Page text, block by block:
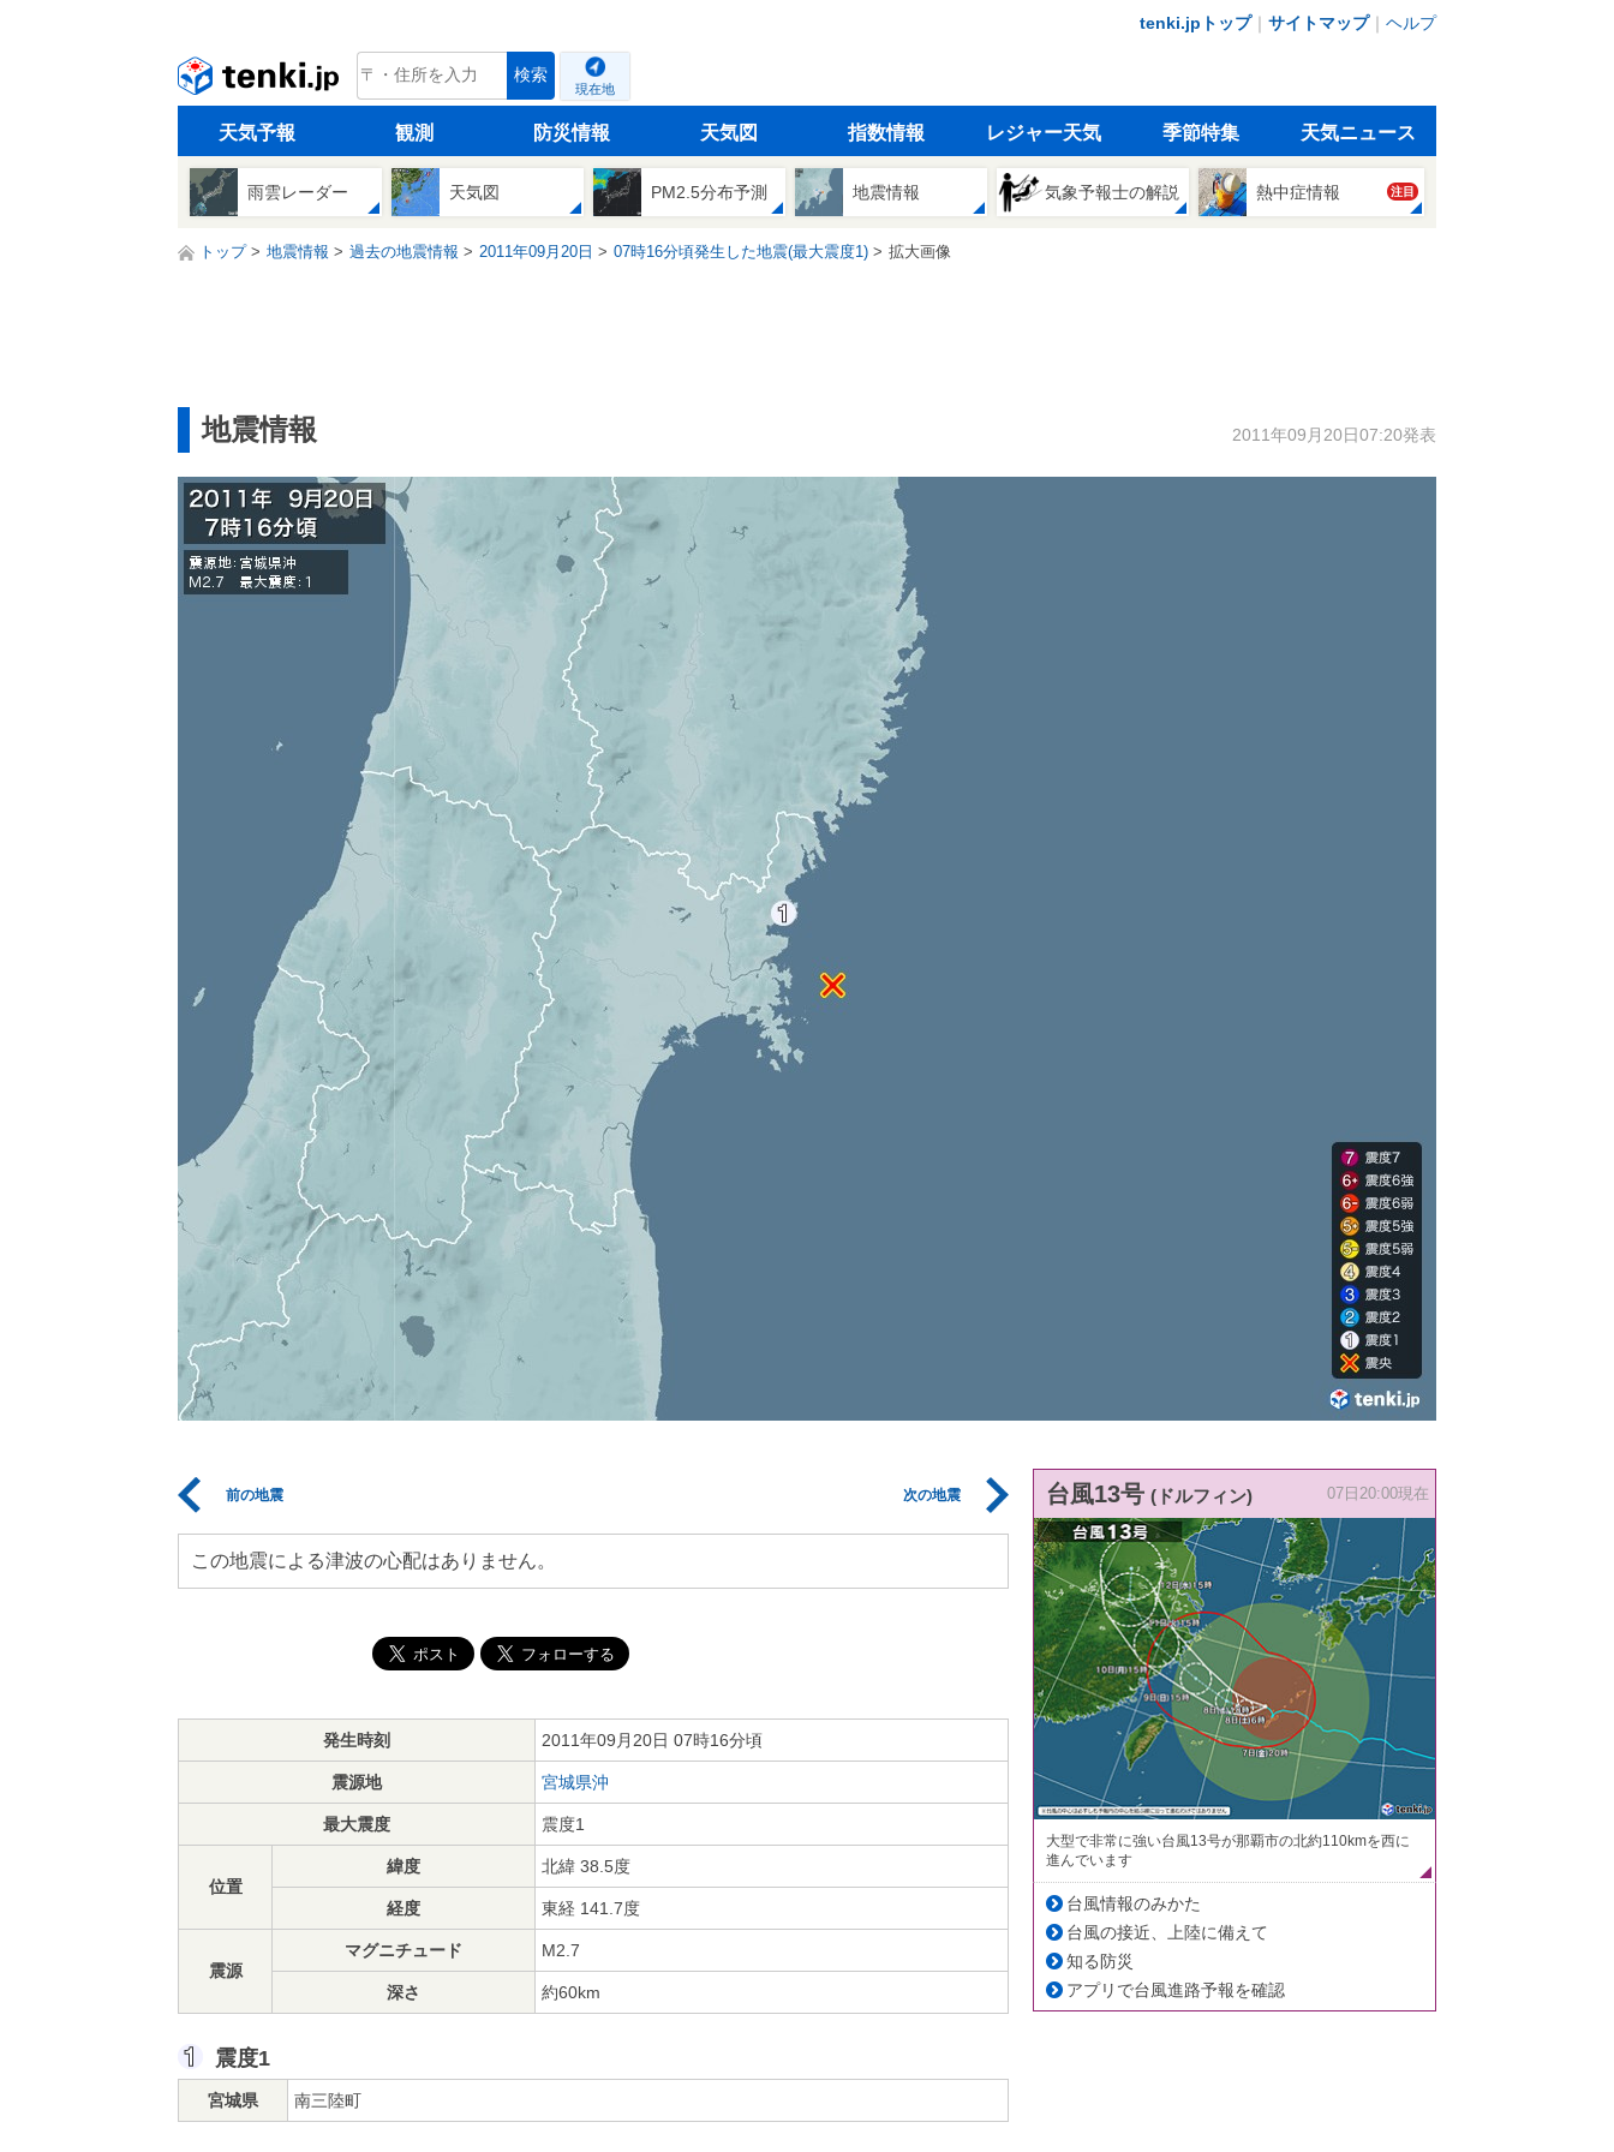
tenki.jpトップ｜ サイトマップ｜ ヘルプ
tenki.jp 検索
現在地
天気予報 観測 防災情報 天気図 指数情報 レジャー天気 季節特集 天気ニュース
雨雲レーダー 天気図 PM2.5分布予測 地震情報 気象予報士の解説 熱中症情報 注目
トップ 地震情報 過去の地震情報 2011年09月20日 07時16分頃発生した地震(最大震度1) 拡大画像
地震情報 2011年09月20日07:20発表
前の地震 次の地震
この地震による津波の心配はありません。
発生時刻 2011年09月20日 07時16分頃
震源地 宮城県沖
最大震度 震度1
位置
緯度 北緯 38.5度
経度 東経 141.7度
震源
マグニチュード M2.7
深さ 約60km
震度1
宮城県 南三陸町
台風13号 (ドルフィン) 07日20:00現在
大型で非常に強い台風13号が那覇市の北約110kmを西に
進んでいます
台風情報のみかた
台風の接近、上陸に備えて
知る防災
アプリで台風進路予報を確認